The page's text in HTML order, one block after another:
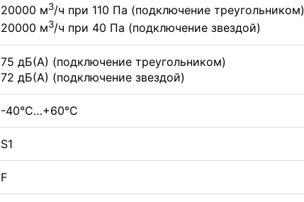
20000 м3/ч при 110 Па (подключение треугольником)
20000 м3/ч при 40 Па (подключение звездой)
75 дБ(А) (подключение треугольником)
72 дБ(А) (подключение звездой)
-40°C…+60°C
S1
F